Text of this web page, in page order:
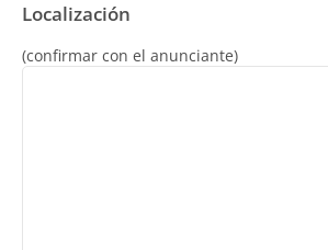
Localización
(confirmar con el anunciante)